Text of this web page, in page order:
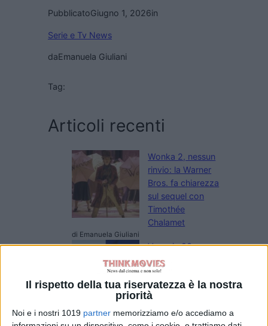
Il rispetto della tua riservatezza è la nostra
priorità
Noi e i nostri 1019 partner memorizziamo e/o accediamo a
PubblicatoGiugno 1, 2026in
Serie e Tv News
daEmanuela Giuliani
Tag:
Articoli recenti
Wonka 2, nessun
rinvio: la Warner
Bros. fa chiarezza
sul sequel con
Timothée
Chalamet
di Emanuela Giuliani
Venezia 83: a
Luca Guadagnino
il Cartier Glory to
the Filmmaker
2026
di La Redazione
Oceania, Dwayne